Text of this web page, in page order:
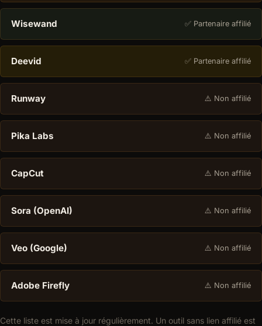
Wisewand ✅ Partenaire affilié
Deevid ✅ Partenaire affilié
Runway ⚠️ Non affilié
Pika Labs ⚠️ Non affilié
CapCut ⚠️ Non affilié
Sora (OpenAI) ⚠️ Non affilié
Veo (Google) ⚠️ Non affilié
Adobe Firefly ⚠️ Non affilié
Cette liste est mise à jour régulièrement. Un outil sans lien affilié est